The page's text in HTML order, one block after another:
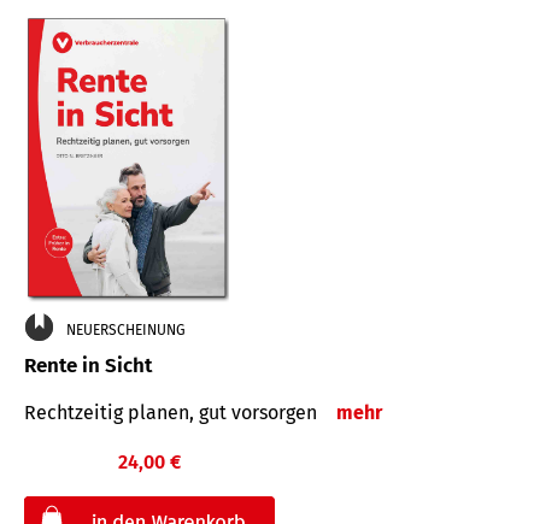
NEUERSCHEINUNG
Rente in Sicht
Rechtzeitig planen, gut vorsorgen mehr
24,00 €